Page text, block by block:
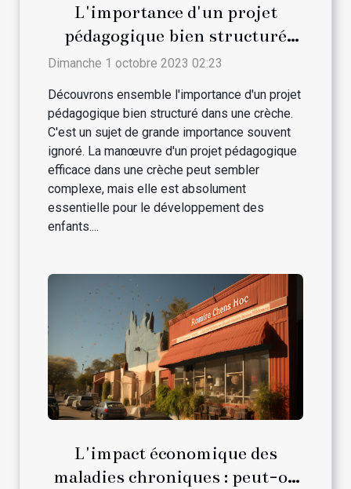
L'importance d'un projet
pédagogique bien structuré
dans une crèche
Dimanche 1 octobre 2023 02:23
Découvrons ensemble l'importance d'un projet
pédagogique bien structuré dans une crèche.
C'est un sujet de grande importance souvent
ignoré. La manœuvre d'un projet pédagogique
efficace dans une crèche peut sembler
complexe, mais elle est absolument
essentielle pour le développement des
enfants....
L'impact économique des
maladies chroniques : peut-on